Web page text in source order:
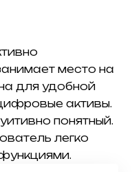
место на
для удобной
активы.
понятный.
легко